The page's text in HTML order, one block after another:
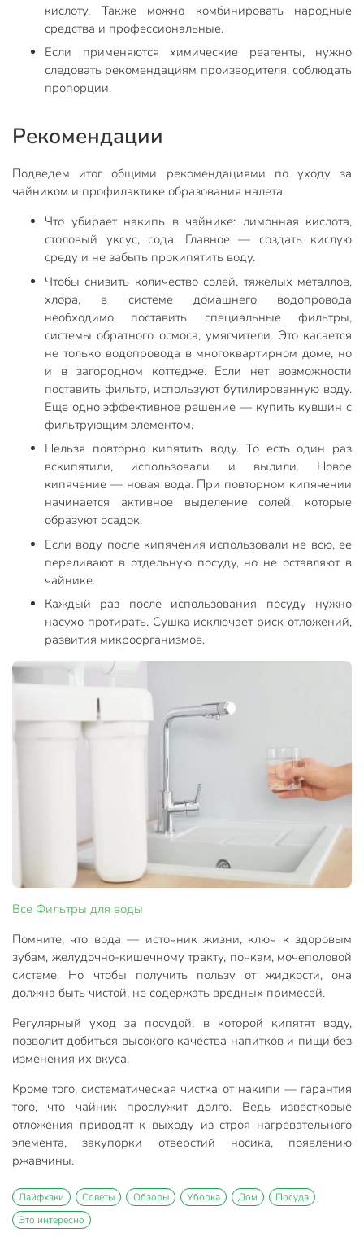
кислоту. Также можно комбинировать народные
средства и профессиональные.
Если применяются химические реагенты, нужно
следовать рекомендациям производителя, соблюдать
пропорции.
Рекомендации
Подведем итог общими рекомендациями по уходу за
чайником и профилактике образования налета.
Что убирает накипь в чайнике: лимонная кислота,
столовый уксус, сода. Главное — создать кислую
среду и не забыть прокипятить воду.
Чтобы снизить количество солей, тяжелых металлов,
хлора, в системе домашнего водопровода
необходимо поставить специальные фильтры,
системы обратного осмоса, умягчители. Это касается
не только водопровода в многоквартирном доме, но
и в загородном коттедже. Если нет возможности
поставить фильтр, используют бутилированную воду.
Еще одно эффективное решение — купить кувшин с
фильтрующим элементом.
Нельзя повторно кипятить воду. То есть один раз
вскипятили, использовали и вылили. Новое
кипячение — новая вода. При повторном кипячении
начинается активное выделение солей, которые
образуют осадок.
Если воду после кипячения использовали не всю, ее
переливают в отдельную посуду, но не оставляют в
чайнике.
Каждый раз после использования посуду нужно
насухо протирать. Сушка исключает риск отложений,
развития микроорганизмов.
Все Фильтры для воды
Помните, что вода — источник жизни, ключ к здоровым
зубам, желудочно-кишечному тракту, почкам, мочеполовой
системе. Но чтобы получить пользу от жидкости, она
должна быть чистой, не содержать вредных примесей.
Регулярный уход за посудой, в которой кипятят воду,
позволит добиться высокого качества напитков и пищи без
изменения их вкуса.
Кроме того, систематическая чистка от накипи — гарантия
того, что чайник прослужит долго. Ведь известковые
отложения приводят к выходу из строя нагревательного
элемента, закупорки отверстий носика, появлению
ржавчины.
Лайфхаки Советы Обзоры Уборка Дом
Посуда
Это интересно